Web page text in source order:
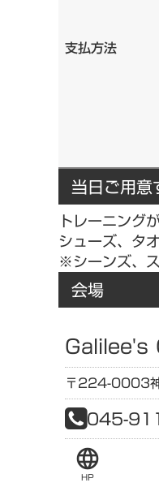
支払方法
当日ご用意
トレーニング
シューズ、タ
※シーンズ、
会場
Galilee's
〒224-0003
045-
language
HP